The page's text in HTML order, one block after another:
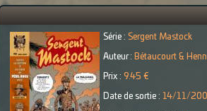
Série : Sergent Mastock
Auteur : Bétaucourt &
Prix : 9.45 €
Date de sortie : 14/11/